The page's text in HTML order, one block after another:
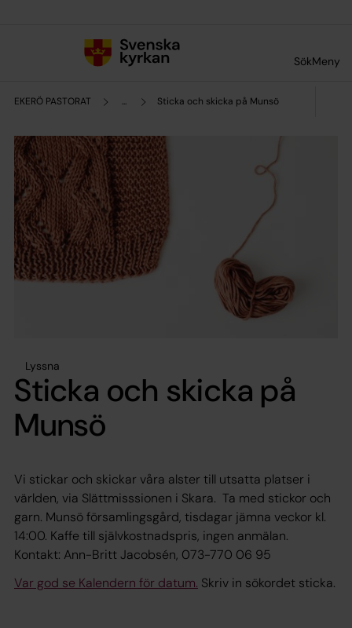
SökMeny
EKERÖ PASTORAT ... Sticka och skicka på Munsö
Lyssna
Sticka och skicka på
Munsö
Vi stickar och skickar våra alster till utsatta platser i
världen, via Slättmisssionen i Skara. Ta med stickor och
garn. Munsö församlingsgård, tisdagar jämna veckor kl.
14:00. Kaffe till självkostnadspris, ingen anmälan.
Kontakt: Ann-Britt Jacobsén, 073-770 06 95
Var god se Kalendern för datum. Skriv in sökordet sticka.